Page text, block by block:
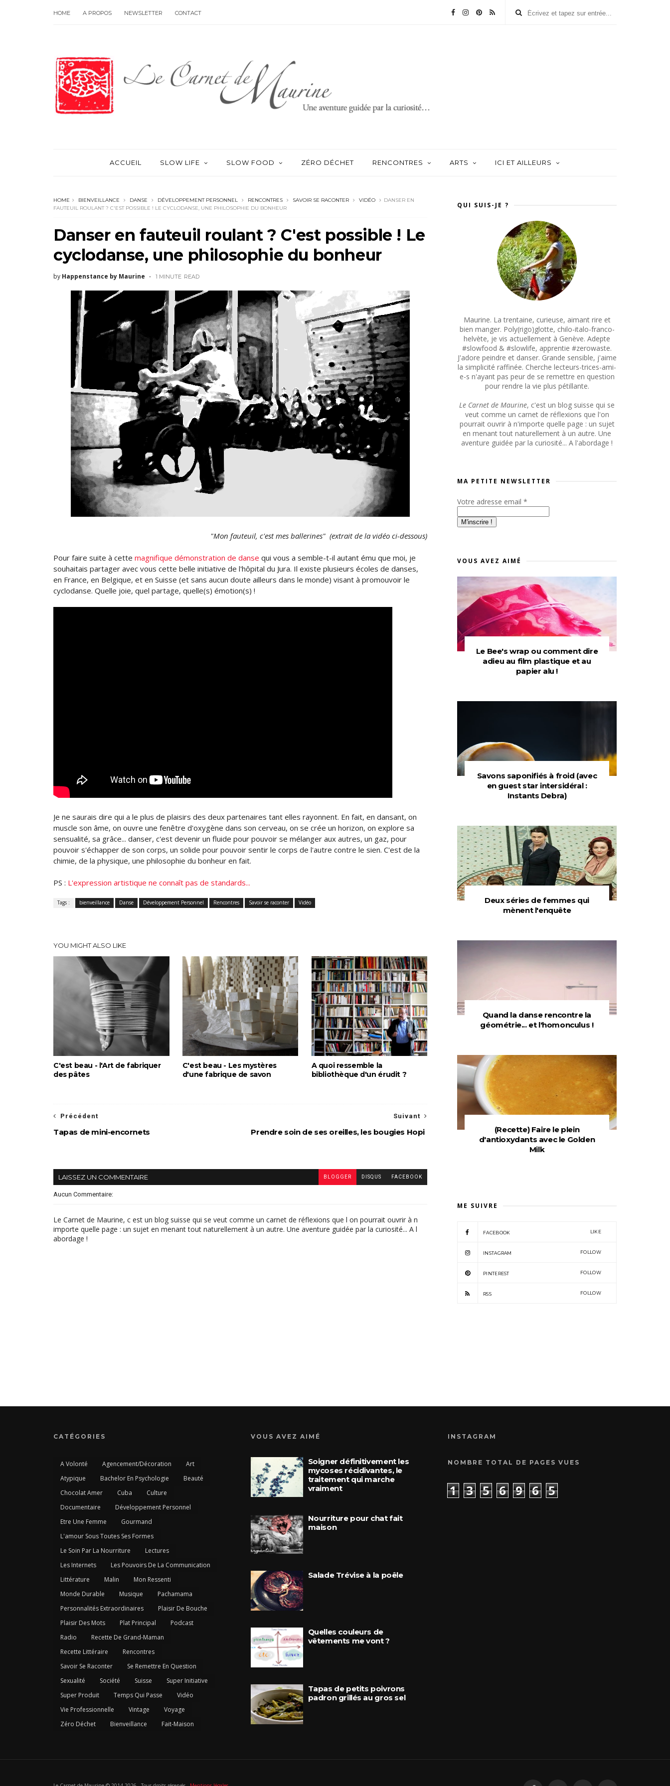
HOME A PROPOS NEWSLETTER CONTACT
ACCUEIL SLOW LIFE SLOW FOOD ZÉRO DÉCHET RENCONTRES ARTS ICI ET AILLEURS
HOME BIENVEILLANCE DANSE DÉVELOPPEMENT PERSONNEL RENCONTRES SAVOIR SE RACONTER VIDÉO
DANSER EN
FAUTEUIL ROULANT ? C'EST POSSIBLE ! LE CYCLODANSE, UNE PHILOSOPHIE DU BONHEUR
Danser en fauteuil roulant ? C'est possible ! Le
cyclodanse, une philosophie du bonheur
by Happenstance by Maurine 1 MINUTE READ
"Mon fauteuil, c'est mes ballerines" (extrait de la vidéo ci-dessous)
Pour faire suite à cette magnifique démonstration de danse qui vous a semble-t-il autant ému que moi, je
souhaitais partager avec vous cette belle initiative de l'hôpital du Jura. Il existe plusieurs écoles de danses,
en France, en Belgique, et en Suisse (et sans aucun doute ailleurs dans le monde) visant à promouvoir le
cyclodanse. Quelle joie, quel partage, quelle(s) émotion(s) !
Je ne saurais dire qui a le plus de plaisirs des deux partenaires tant elles rayonnent. En fait, en dansant, on
muscle son âme, on ouvre une fenêtre d'oxygène dans son cerveau, on se crée un horizon, on explore sa
sensualité, sa grâce... danser, c'est devenir un fluide pour pouvoir se mélanger aux autres, un gaz, pour
pouvoir s'échapper de son corps, un solide pour pouvoir sentir le corps de l'autre contre le sien. C'est de la
chimie, de la physique, une philosophie du bonheur en fait.
PS : L'expression artistique ne connaît pas de standards...
Tags : bienveillance Danse Développement Personnel Rencontres Savoir se raconter Vidéo
YOU MIGHT ALSO LIKE
C'est beau - l'Art de fabriquer
des pâtes
C'est beau - Les mystères
d'une fabrique de savon
A quoi ressemble la
bibliothèque d'un érudit ?
Suivant
Prendre soin de ses oreilles, les bougies Hopi
Précédent
Tapas de mini-encornets
LAISSEZ UN COMMENTAIRE BLOGGER DISQUS FACEBOOK
Aucun Commentaire:
Le Carnet de Maurine, c est un blog suisse qui se veut comme un carnet de réflexions que l on pourrait ouvrir à n
importe quelle page : un sujet en menant tout naturellement à un autre. Une aventure guidée par la curiosité... A l
abordage !
QUI SUIS-JE ?
Maurine. La trentaine, curieuse, aimant rire et
bien manger. Poly(rigo)glotte, chilo-italo-franco-
helvète, je vis actuellement à Genève. Adepte
#slowfood & #slowlife, apprentie #zerowaste.
J'adore peindre et danser. Grande sensible, j'aime
la simplicité raffinée. Cherche lecteurs-trices-ami-
e-s n'ayant pas peur de se remettre en question
pour rendre la vie plus pétillante.
Le Carnet de Maurine, c'est un blog suisse qui se
veut comme un carnet de réflexions que l'on
pourrait ouvrir à n'importe quelle page : un sujet
en menant tout naturellement à un autre. Une
aventure guidée par la curiosité... A l'abordage !
MA PETITE NEWSLETTER
Votre adresse email *
VOUS AVEZ AIMÉ
Le Bee's wrap ou comment dire
adieu au film plastique et au
papier alu !
Savons saponifiés à froid (avec
en guest star intersidéral :
Instants Debra)
Deux séries de femmes qui
mènent l'enquête
Quand la danse rencontre la
géométrie... et l'homonculus !
(Recette) Faire le plein
d'antioxydants avec le Golden
Milk
ME SUIVRE
FACEBOOK LIKE
INSTAGRAM FOLLOW
PINTEREST FOLLOW
RSS FOLLOW
CATÉGORIES
A Volonté Agencement/Décoration
Art
Atypique
Bachelor En Psychologie
Beauté
Chocolat Amer
Cuba
Culture
Documentaire
Développement Personnel
Etre Une Femme
Gourmand
L'amour Sous Toutes Ses Formes
Le Soin Par La Nourriture
Lectures
Les Internets
Les Pouvoirs De La Communication
Littérature
Malin
Mon Ressenti
Monde Durable
Musique
Pachamama
Personnalités Extraordinaires
Plaisir De Bouche
Plaisir Des Mots
Plat Principal
Podcast
Radio
Recette De Grand-Maman
Recette Littéraire
Rencontres
Savoir Se Raconter
Se Remettre En Question
Sexualité
Société Suisse
Super Initiative
Super Produit
Temps Qui Passe
Vidéo
Vie Professionnelle
Vintage
Voyage
Zéro Déchet
Bienveillance Fait-Maison
VOUS AVEZ AIMÉ
Soigner définitivement les
mycoses récidivantes, le
traitement qui marche
vraiment
Nourriture pour chat fait
maison
Salade Trévise à la poêle
Quelles couleurs de
vêtements me vont ?
Tapas de petits poivrons
padron grillés au gros sel
INSTAGRAM
NOMBRE TOTAL DE PAGES VUES
1 3 5 6 9 6 5